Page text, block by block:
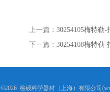
上一篇： 30254105梅特勒
下一篇： 30254108梅特勒
©2026 检硕科学器材（上海）有限公司